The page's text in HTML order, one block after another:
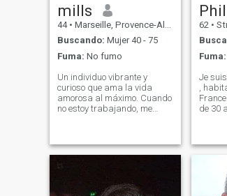
mills
44 • Marseille, Provence-Alpes-Côte d'Azur, Francia
Buscando: Mujer 40 - 75
Fuma: No fumo
Un individuo vibrante y
curioso que ama la vida
amorosa al máximo. Cuando
no estoy trabajando, me
también me encanta cocinar,
en quien pueda confiar para
62 •
Fuma:
Je
,
de 30
la